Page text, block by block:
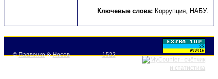
Ключевые слова: Коррупция НАБУ.
©Павленко&Носов 1522